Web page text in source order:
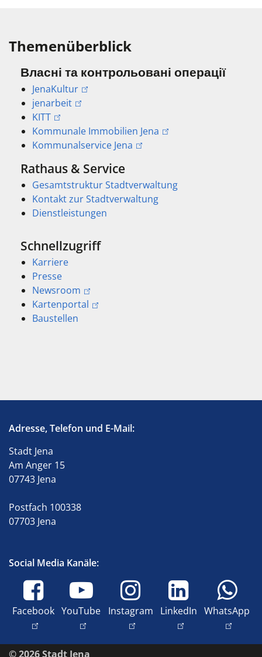
Themenüberblick
Власні та контрольовані операції
JenaKultur
jenarbeit
KITT
Kommunale Immobilien Jena
Kommunalservice Jena
Rathaus & Service
Gesamtstruktur Stadtverwaltung
Kontakt zur Stadtverwaltung
Dienstleistungen
Schnellzugriff
Karriere
Presse
Newsroom
Kartenportal
Baustellen
Adresse, Telefon und E-Mail:
Stadt Jena
Am Anger 15
07743 Jena
Postfach 100338
07703 Jena
Social Media Kanäle:
Facebook YouTube Instagram LinkedIn WhatsApp
© 2026 Stadt Jena